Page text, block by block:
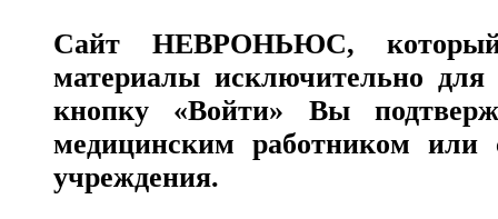
СайтНЕВРОНЬЮС,
материалы исключительно для
кнопку «Войти» Вы
медицинским работником или
учреждения.